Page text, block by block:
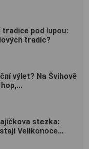
tradice pod lupou:
tradic?
výlet? Na Švihově
stezka:
Velikonoce...